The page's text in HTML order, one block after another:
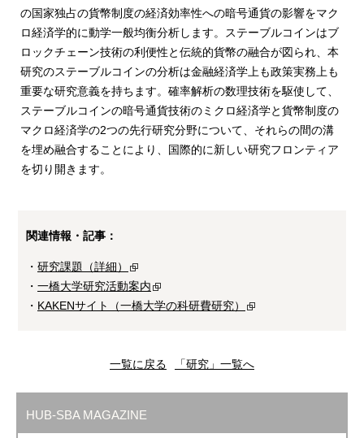
の国家独占の貨幣制度の経済効率性への暗号通貨の影響をマク
ロ経済学的に動学一般均衡分析します。ステーブルコインはブ
ロックチェーン技術の利便性と伝統的貨幣の融合が図られ、本
研究のステーブルコインの分析は金融経済学上も政策実務上も
重要な研究意義を持ちます。確率解析の数理技術を駆使して、
ステーブルコインの暗号通貨技術のミクロ経済学と貨幣制度の
マクロ経済学の2つの先行研究分野について、それらの間の溝
を埋め融合することにより、国際的に新しい研究フロンティア
を切り開きます。
関連情報・記事：
・ 研究課題（詳細）
・ 一橋大学研究活動案内
・ KAKENサイト（一橋大学の科研費研究）
一覧に戻る 「研究」一覧へ
HUB-SBA MAGAZINE